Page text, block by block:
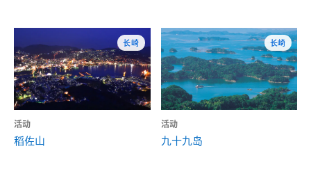
长崎
活动
稻佐山
长崎
活动
九十九岛